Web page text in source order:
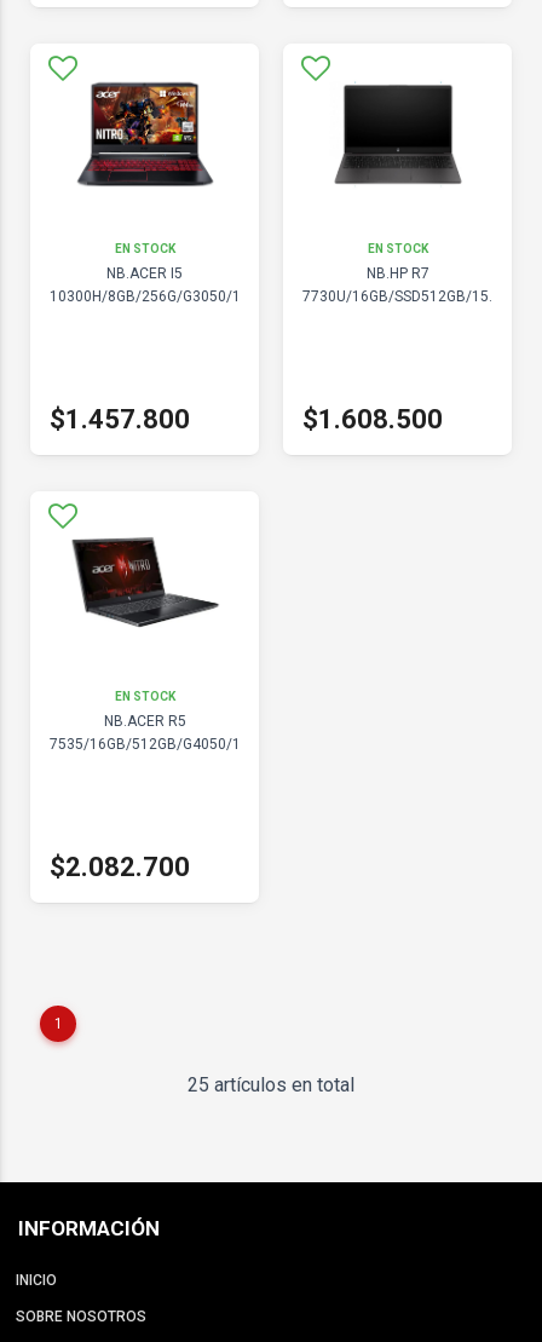
EN STOCK
NB.ACER I5
10300H/8GB/256G/G3050/15
$1.457.800
EN STOCK
NB.HP R7
7730U/16GB/SSD512GB/15.6/W
$1.608.500
EN STOCK
NB.ACER R5
7535/16GB/512GB/G4050/15
$2.082.700
1
25 artículos en total
INFORMACIÓN
INICIO
SOBRE NOSOTROS